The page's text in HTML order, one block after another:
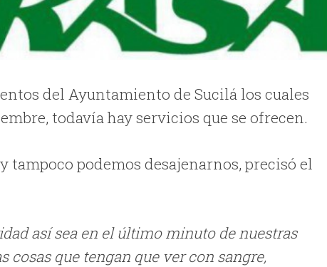
del Ayuntamiento de Sucilá los cuales
todavía hay servicios que se ofrecen.
tampoco podemos desajenarnos, precisó el
así sea en el último minuto de nuestras
que tengan que ver con sangre,